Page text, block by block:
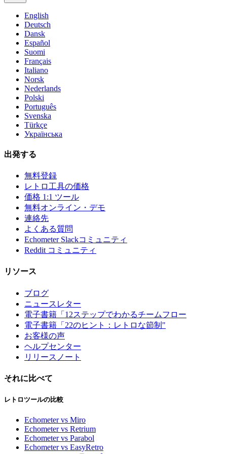
English
Deutsch
Dansk
Español
Suomi
Français
Italiano
Norsk
Nederlands
Polski
Português
Svenska
Türkçe
Українська
出発する
無料登録
レトロ工具の価格
価格 1:1 ツール
無料オンライン・デモ
連絡先
よくある質問
Echometer Slackコミュニティ
Reddit コミュニティ
リソース
ブログ
ニュースレター
電子書籍「12ステップでわかるチームフロー
電子書籍「22のヒント：レトロな節制"
お客様の声
ヘルプセンター
リリースノート
それに比べて
レトロツールの比較
Echometer vs Miro
Echometer vs Retrium
Echometer vs Parabol
Echometer vs EasyRetro